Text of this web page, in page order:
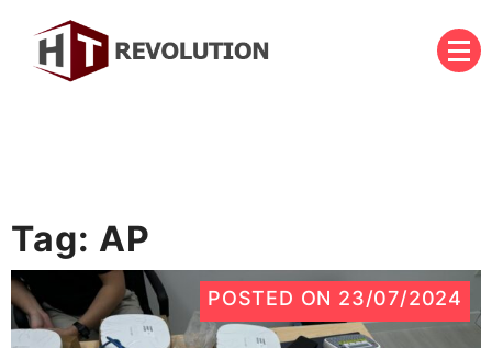
content
Tag: AP
POSTED ON 23/07/2024